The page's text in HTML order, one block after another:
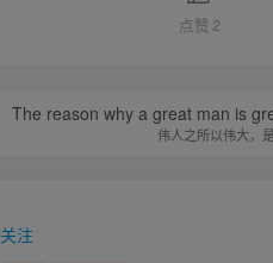
点赞 2
The reason why a great man is
伟人之所以伟大，
关注